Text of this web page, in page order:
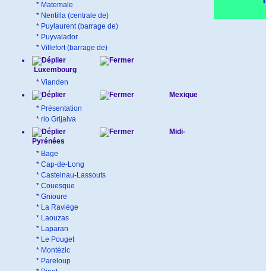
* Matemale
* Nentilla (centrale de)
* Puylaurent (barrage de)
* Puyvalador
* Villefort (barrage de)
Luxembourg
* Vianden
Mexique
* Présentation
* rio Grijalva
Midi-
Pyrénées
* Bage
* Cap-de-Long
* Castelnau-Lassouts
* Couesque
* Gnioure
* La Raviège
* Laouzas
* Laparan
* Le Pouget
* Montézic
* Pareloup